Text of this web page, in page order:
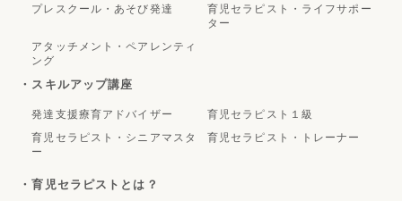
プレスクール・あそび発達
育児セラピスト・ライフサポー
ター
アタッチメント・ペアレンティ
ング
・スキルアップ講座
発達支援療育アドバイザー
育児セラピスト１級
育児セラピスト・シニアマスタ
ー
育児セラピスト・トレーナー
・育児セラピストとは？